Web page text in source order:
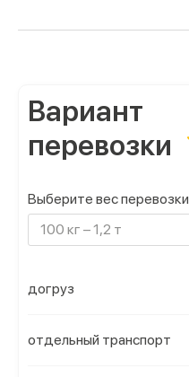
Вариант
перевозки
Выберите вес перевозки
100 кг – 1,2 т
догруз
отдельный транспорт